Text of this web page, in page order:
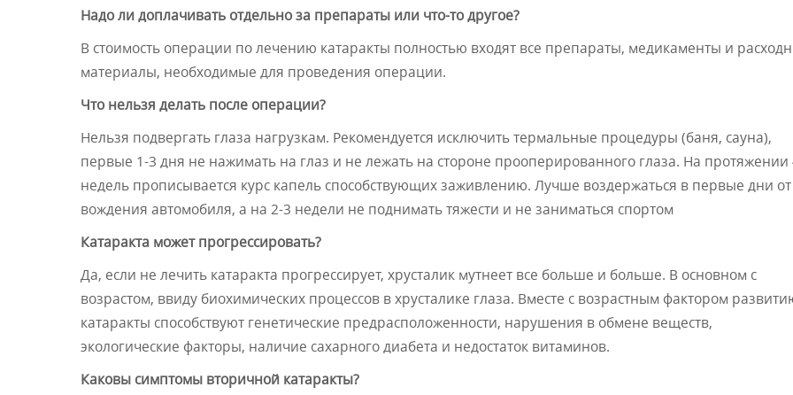
Надо ли доплачивать отдельно за препараты или что-то другое?
В стоимость операции по лечению катаракты полностью входят все препараты, медикаменты и
материалы, необходимые для проведения операции.
Что нельзя делать после операции?
Нельзя подвергать глаза нагрузкам. Рекомендуется исключить термальные процедуры (баня, сауна),
первые 1-3 дня не нажимать на глаз и не лежать на стороне прооперированного глаза. На протяжении
недель прописывается курс капель способствующих заживлению. Лучше воздержаться в первые дни от
вождения автомобиля, а на 2-3 недели не поднимать тяжести и не заниматься спортом
Катаракта может прогрессировать?
Да, если не лечить катаракта прогрессирует, хрусталик мутнеет все больше и больше. В основном с
возрастом, ввиду биохимических процессов в хрусталике глаза. Вместе с возрастным фактором
катаракты способствуют генетические предрасположенности, нарушения в обмене веществ,
экологические факторы, наличие сахарного диабета и недостаток витаминов.
Каковы симптомы вторичной катаракты?